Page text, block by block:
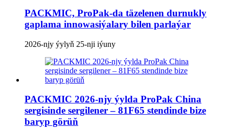
PACKMIC, ProPak-da täzelenen durnukly
gaplama innowasiýalary bilen parlaýar
2026-njy ýylyň 25-nji iýuny
PACKMIC 2026-njy ýylda ProPak China
sergisinde sergilener – 81F65 stendinde bize
baryp görüň